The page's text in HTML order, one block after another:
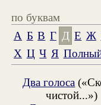
по буквам
А Б В Г Д Е Ж
Х Ц Ч Я
Два голоса
чистой...»)